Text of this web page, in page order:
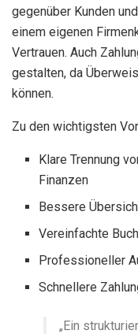
gegenüber Kunden
einem eigenen
Vertrauen. Auch
gestalten, da
können.
Zu den wichtigsten
Klare Trennung
Finanzen
Bessere
Vereinfachte
Professioneller
Schnellere
„Ein